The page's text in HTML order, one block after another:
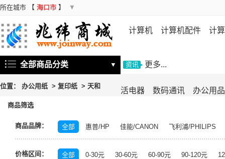
所在城市 【 海口市 】 ▼
计算机 计算机配件 计
机 存储设备
活电器 数码通讯 办公用品
全部商品分类 ▼ 资讯 更多...
位置： 办公用纸 > 复印纸 > 天和
商品筛选
商品品牌： 全部 惠普/HP 佳能/CANON
飞利浦/PHILIPS
中福/ZHFOR
百顺/bison 映美/Jolimark
理想/
百旺/PaperOne
晨光/M&G
高品乐/GOLDEN
价格区间： 全部 0-30元 30-60元 60-90元 90-120元